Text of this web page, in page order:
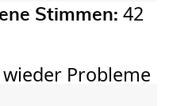
Stimmen: 42
Probleme